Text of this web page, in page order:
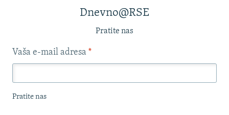
Dnevno@RSE
Pratite nas
Vaša e-mail adresa *
Pratite nas